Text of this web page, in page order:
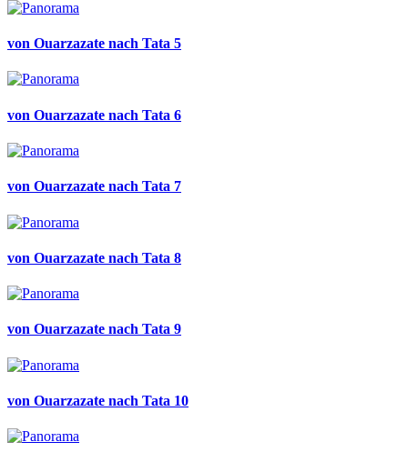
von Ouarzazate nach Tata 5
von Ouarzazate nach Tata 6
von Ouarzazate nach Tata 7
von Ouarzazate nach Tata 8
von Ouarzazate nach Tata 9
von Ouarzazate nach Tata 10